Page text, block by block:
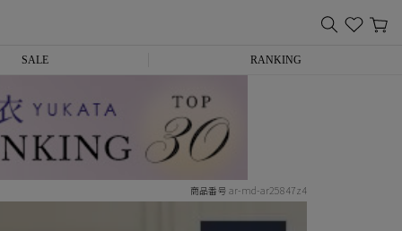
SALE RANKING
商品番号 ar-md-ar25847z4